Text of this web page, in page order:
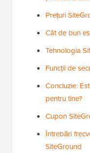
Prețuri
Cât de bun
Tehnologia
Funcții de
Concluzie:
pentru tine?
Cupon
Întrebări
SiteGround